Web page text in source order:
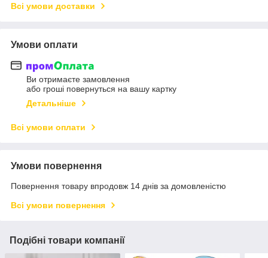
Всі умови доставки
Умови оплати
Ви отримаєте замовлення
або гроші повернуться на вашу картку
Детальніше
Всі умови оплати
Умови повернення
Повернення товару впродовж 14 днів за домовленістю
Всі умови повернення
Подібні товари компанії